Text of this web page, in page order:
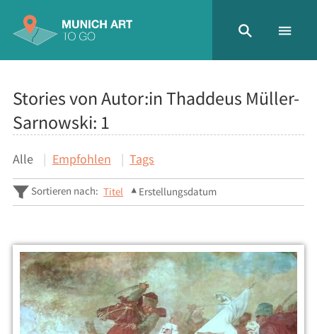
Stories von Autor:in Thaddeus Müller-
Sarnowski: 1
Alle Empfohlen Tags
Sortieren nach: Titel Erstellungsdatum